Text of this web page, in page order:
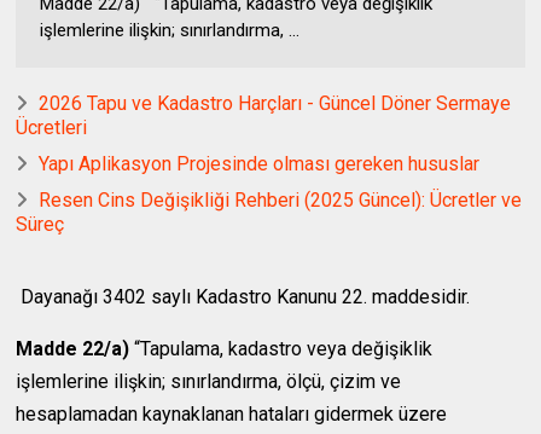
işlemlerine ilişkin; sınırlandırma, ...
2026 Tapu ve Kadastro Harçları - Güncel Döner Sermaye
Ücretleri
Yapı Aplikasyon Projesinde olması gereken hususlar
Resen Cins Değişikliği Rehberi (2025 Güncel): Ücretler ve
Süreç
Dayanağı 3402 saylı Kadastro Kanunu 22. maddesidir.
Madde 22/a) “Tapulama, kadastro veya değişiklik
işlemlerine ilişkin; sınırlandırma, ölçü, çizim ve
hesaplamadan kaynaklanan hataları gidermek üzere